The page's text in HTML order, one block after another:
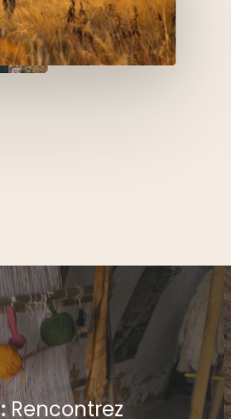
Rencontrez